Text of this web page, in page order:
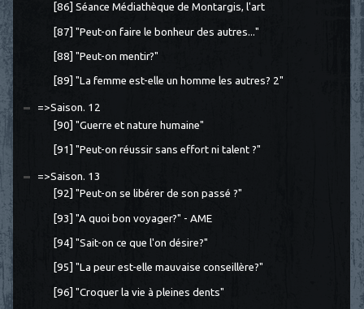
[86] Séance Médiathèque de Montargis, l'art
[87] "Peut-on faire le bonheur des autres..."
[88] "Peut-on mentir?"
[89] "La femme est-elle un homme les autres? 2"
=>Saison. 12
[90] "Guerre et nature humaine"
[91] "Peut-on réussir sans effort ni talent ?"
=>Saison. 13
[92] "Peut-on se libérer de son passé ?"
[93] "A quoi bon voyager?" - AME
[94] "Sait-on ce que l'on désire?"
[95] "La peur est-elle mauvaise conseillère?"
[96] "Croquer la vie à pleines dents"